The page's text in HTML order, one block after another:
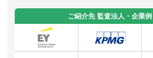
ご紹介先 監査法人・企業例